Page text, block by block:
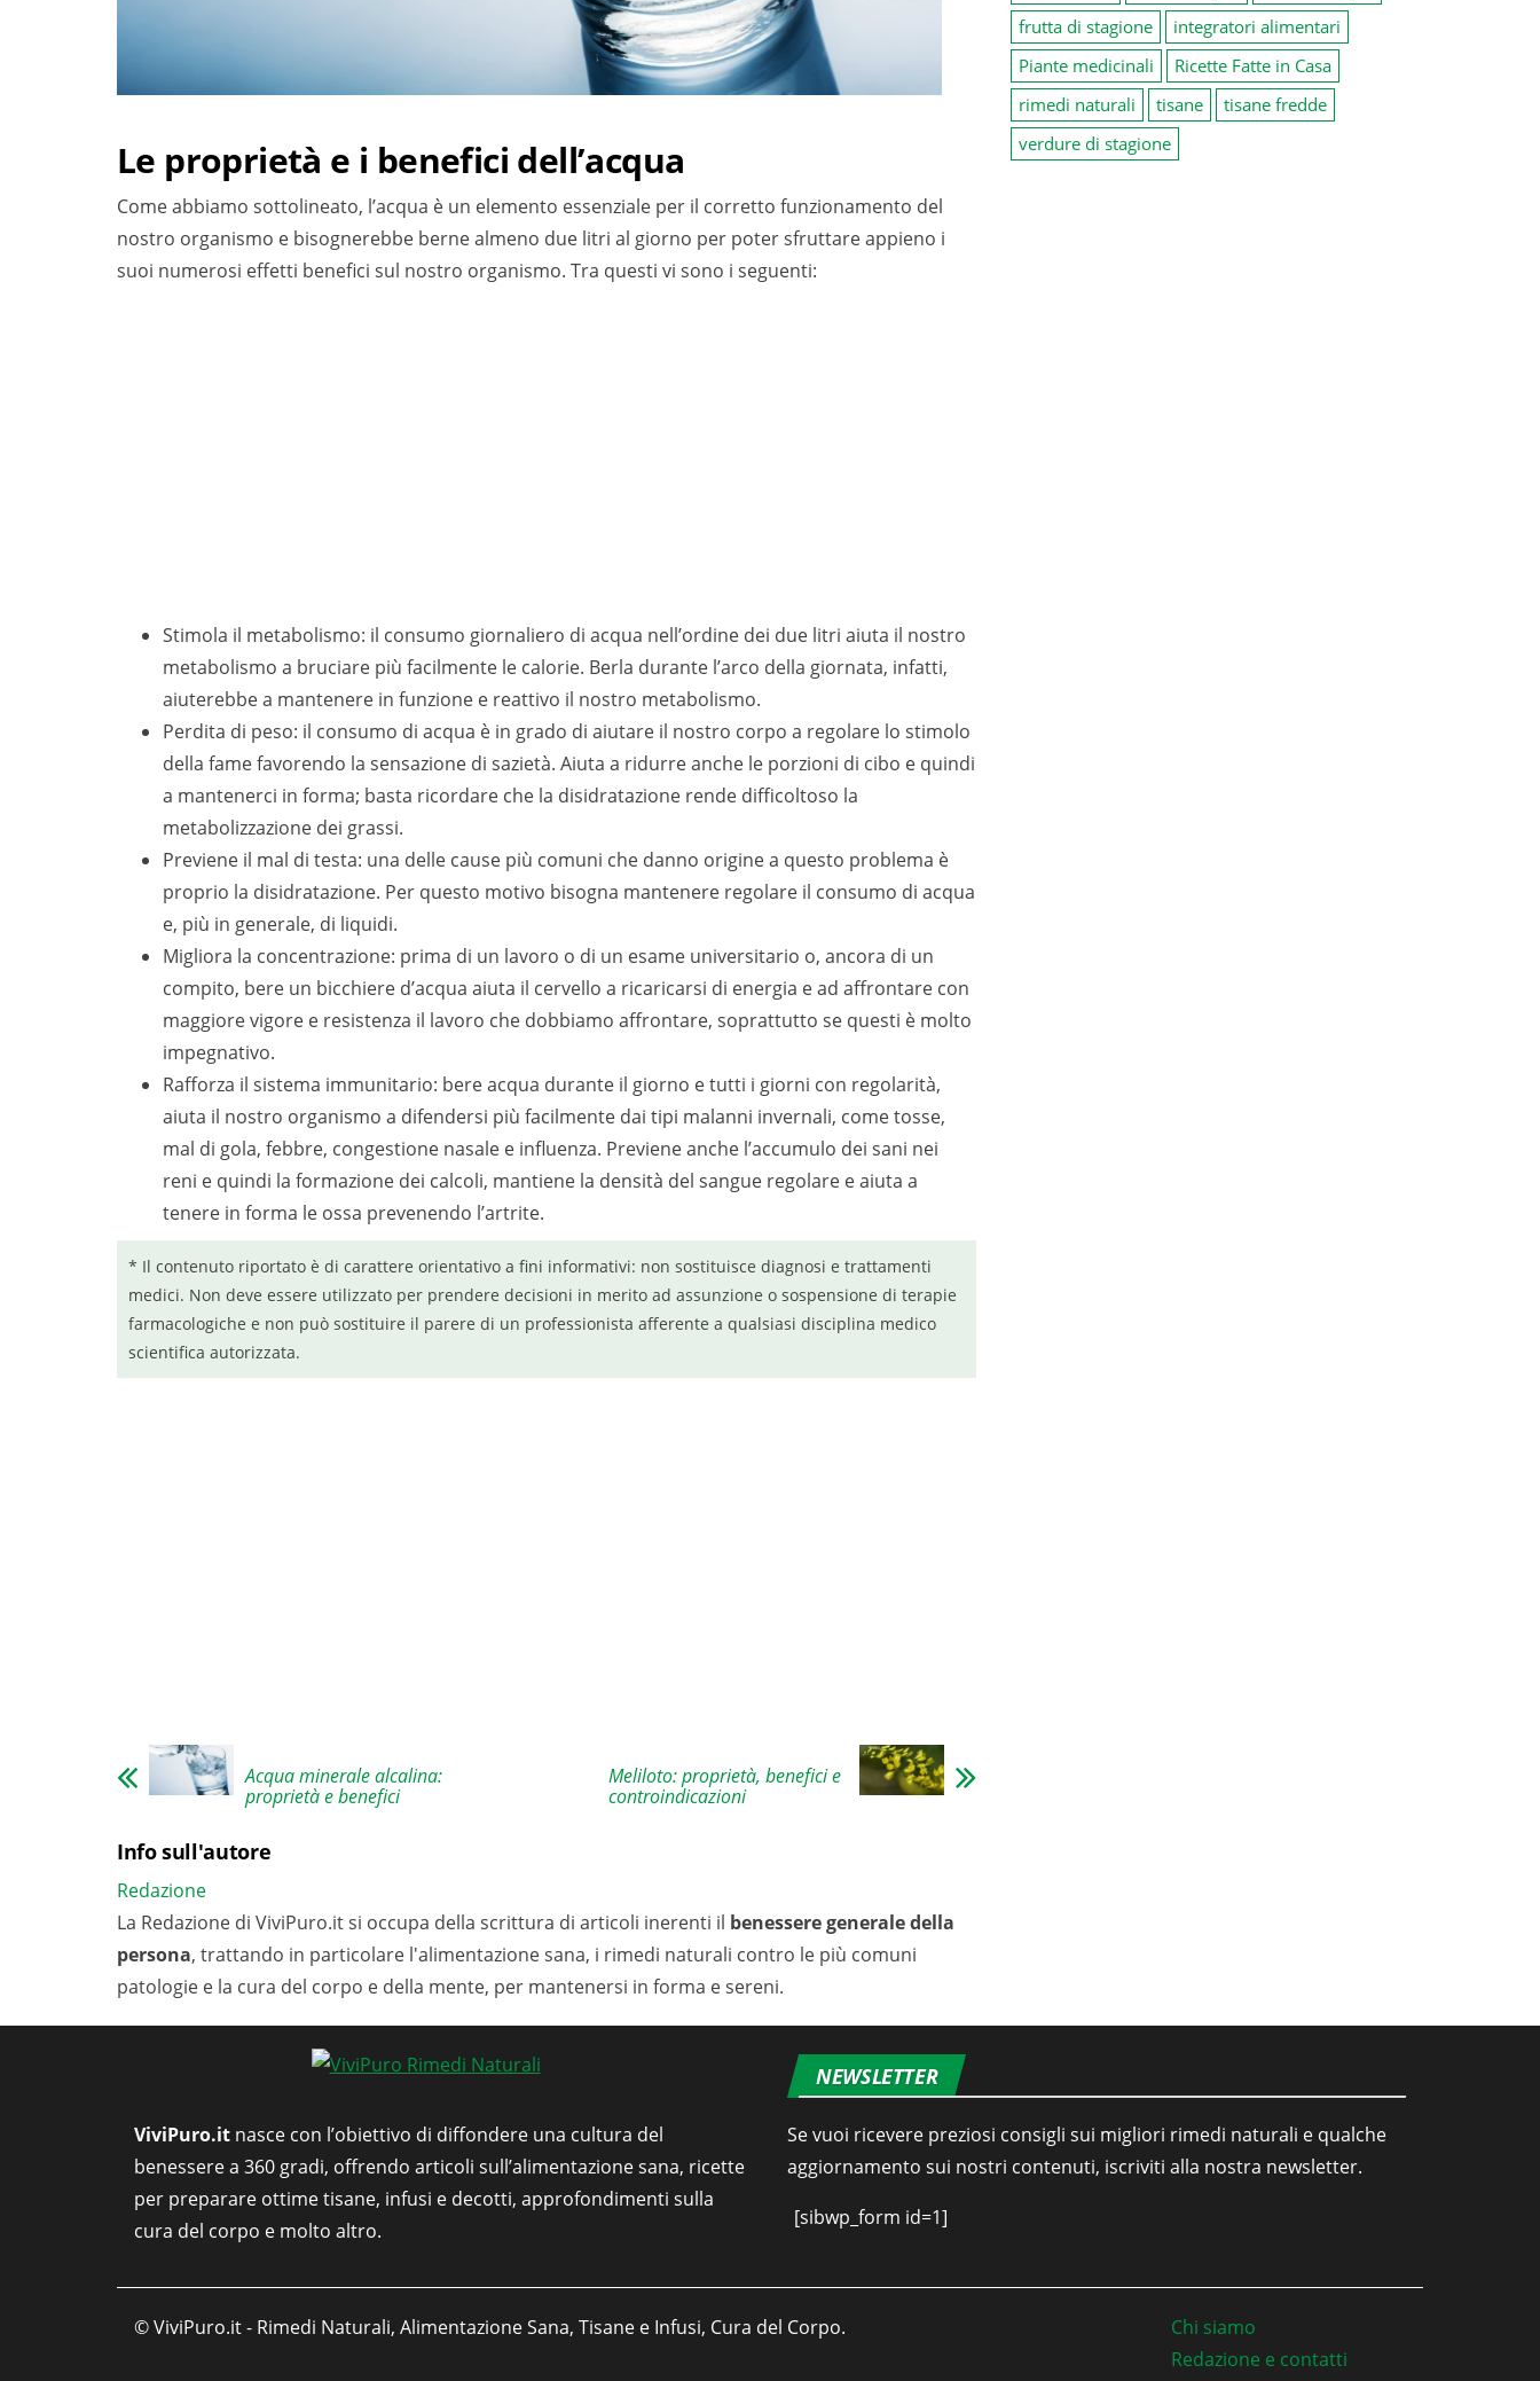
Le proprietà e i benefici dell’acqua
Come abbiamo sottolineato, l’acqua è un elemento essenziale per il corretto funzionamento del
nostro organismo e bisognerebbe berne almeno due litri al giorno per poter sfruttare appieno i
suoi numerosi effetti benefici sul nostro organismo. Tra questi vi sono i seguenti:
Stimola il metabolismo: il consumo giornaliero di acqua nell’ordine dei due litri aiuta il nostro
metabolismo a bruciare più facilmente le calorie. Berla durante l’arco della giornata, infatti,
aiuterebbe a mantenere in funzione e reattivo il nostro metabolismo.
Perdita di peso: il consumo di acqua è in grado di aiutare il nostro corpo a regolare lo stimolo
della fame favorendo la sensazione di sazietà. Aiuta a ridurre anche le porzioni di cibo e quindi
a mantenerci in forma; basta ricordare che la disidratazione rende difficoltoso la
metabolizzazione dei grassi.
Previene il mal di testa: una delle cause più comuni che danno origine a questo problema è
proprio la disidratazione. Per questo motivo bisogna mantenere regolare il consumo di acqua
e, più in generale, di liquidi.
Migliora la concentrazione: prima di un lavoro o di un esame universitario o, ancora di un
compito, bere un bicchiere d’acqua aiuta il cervello a ricaricarsi di energia e ad affrontare con
maggiore vigore e resistenza il lavoro che dobbiamo affrontare, soprattutto se questi è molto
impegnativo.
Rafforza il sistema immunitario: bere acqua durante il giorno e tutti i giorni con regolarità,
aiuta il nostro organismo a difendersi più facilmente dai tipi malanni invernali, come tosse,
mal di gola, febbre, congestione nasale e influenza. Previene anche l’accumulo dei sani nei
reni e quindi la formazione dei calcoli, mantiene la densità del sangue regolare e aiuta a
tenere in forma le ossa prevenendo l’artrite.
* Il contenuto riportato è di carattere orientativo a fini informativi: non sostituisce diagnosi e trattamenti
medici. Non deve essere utilizzato per prendere decisioni in merito ad assunzione o sospensione di terapie
farmacologiche e non può sostituire il parere di un professionista afferente a qualsiasi disciplina medico
scientifica autorizzata.
Acqua minerale alcalina:
proprietà e benefici
Meliloto: proprietà, benefici e
controindicazioni
Info sull'autore
Redazione
La Redazione di ViviPuro.it si occupa della scrittura di articoli inerenti il benessere generale della
persona, trattando in particolare l'alimentazione sana, i rimedi naturali contro le più comuni
patologie e la cura del corpo e della mente, per mantenersi in forma e sereni.
frutta di stagione
integratori alimentari
Piante medicinali
Ricette Fatte in Casa
rimedi naturali
tisane
tisane fredde
verdure di stagione
ViviPuro.it nasce con l’obiettivo di diffondere una cultura del
benessere a 360 gradi, offrendo articoli sull’alimentazione sana, ricette
per preparare ottime tisane, infusi e decotti, approfondimenti sulla
cura del corpo e molto altro.
NEWSLETTER
Se vuoi ricevere preziosi consigli sui migliori rimedi naturali e qualche
aggiornamento sui nostri contenuti, iscriviti alla nostra newsletter.
[sibwp_form id=1]
© ViviPuro.it - Rimedi Naturali, Alimentazione Sana, Tisane e Infusi, Cura del Corpo.
Chi siamo
Redazione e contatti